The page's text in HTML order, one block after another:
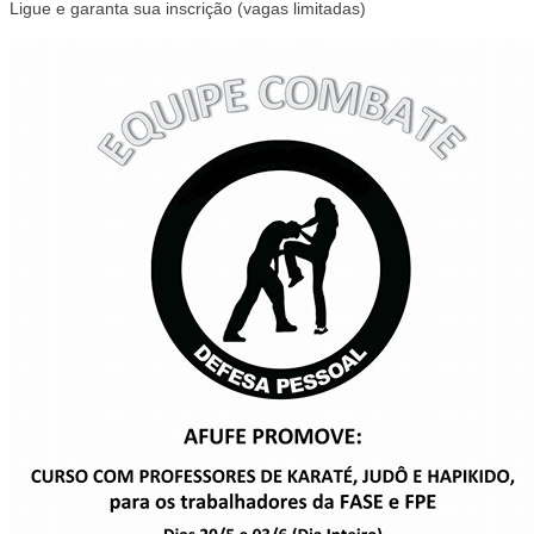
Ligue e garanta sua inscrição (vagas limitadas)